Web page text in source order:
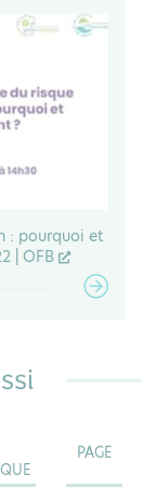
: pourquoi et
| OFB
PAGE